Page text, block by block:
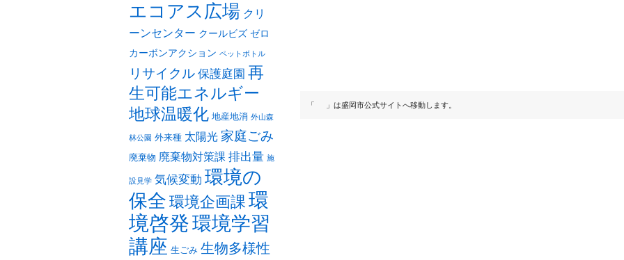
エコアス広場 クリ
ーンセンター クールビズ ゼロ
カーボンアクション ペットボトル
リサイクル 保護庭園 再
生可能エネルギー
地球温暖化 地産地消 外山森
林公園 外来種 太陽光 家庭ごみ
廃棄物 廃棄物対策課 排出量 施
設見学 気候変動 環境の
保全 環境企画課 環
境啓発環境学習
講座 生ごみ 生物多様性
「 」は盛岡市公式サイトへ移動します。